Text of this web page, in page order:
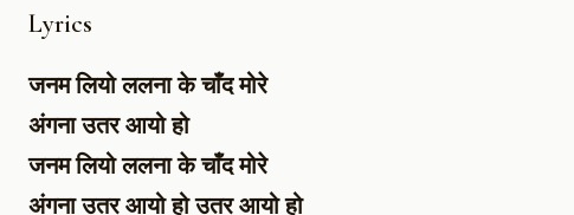
Lyrics
जनम लियो ललना के चाँद मोरे
अंगना उतर आयो हो
जनम लियो ललना के चाँद मोरे
अंगना उतर आयो हो उतर आयो हो